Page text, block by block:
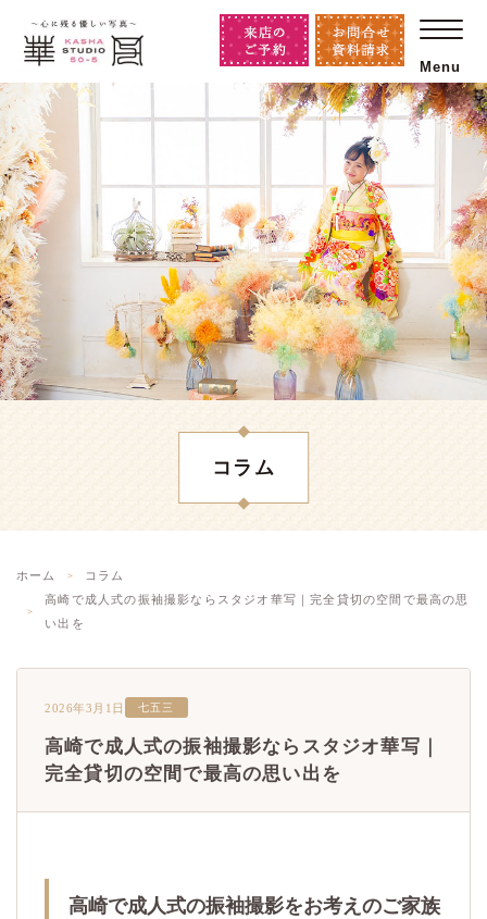
Menu
コラム
ホーム
コラム
高崎で成人式の振袖撮影ならスタジオ華写｜完全貸切の空間で最高の思
い出を
2026年3月1日 七五三
高崎で成人式の振袖撮影ならスタジオ華写｜
完全貸切の空間で最高の思い出を
高崎で成人式の振袖撮影をお考えのご家族